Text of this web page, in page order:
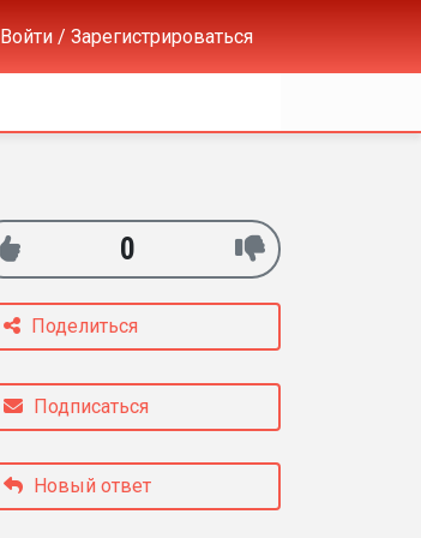
Войти / Зарегистрироваться
0
Поделиться
Подписаться
Новый ответ